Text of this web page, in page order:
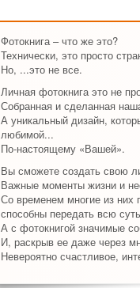
Фотокнига – что же это?
Технически, это просто
Но, ...это не все.
Личная фотокнига это не
Собранная и сделанная
А уникальный дизайн,
любимой...
По-настоящему «Вашей».
Вы сможете создать свою
Важные моменты жизни и
Со временем многие из них
способны передать всю
А с фотокнигой значимые
И, раскрыв ее даже через
Невероятно счастливое,